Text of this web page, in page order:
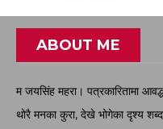
ABOUT ME
म जयसिंह महरा। पत्रकारितामा
थोरै मनका कुरा, देखे भोगेका दृश्य